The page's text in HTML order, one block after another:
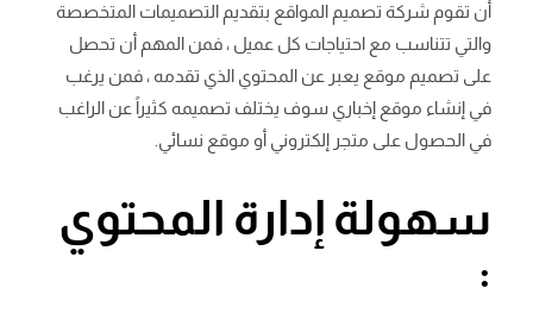
أن تقوم شركة تصميم المواقع بتقديم التصميمات المتخصصة
والتي تتناسب مع احتياجات كل عميل ، فمن المهم أن تحصل
على تصميم موقع يعبر عن المحتوي الذي تقدمه ، فمن يرغب
في إنشاء موقع إخباري سوف يختلف تصميمه كثيراً عن الراغب
في الحصول على متجر إلكتروني أو موقع نسائي.
سهولة إدارة المحتوي
: